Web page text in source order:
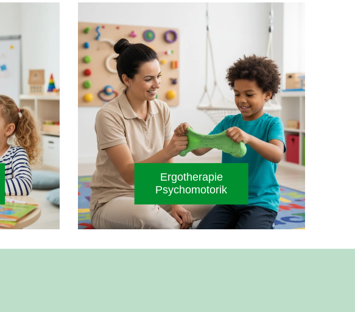
Ergotherapie​
Psychomotorik